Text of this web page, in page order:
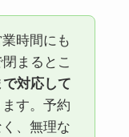
時間にも
まるとこ
対応して
ます。予約
、無理な